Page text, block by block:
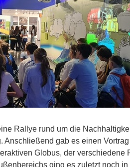
Rallye rund um die
Anschließend gab es einen
Globus, der verschiedene
ging es zuletzt noch